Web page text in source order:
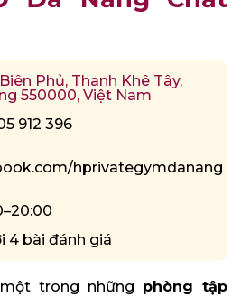
Phủ, Thanh Khê Tây,
550000, Việt Nam
912 396
hprivategymdanang
4 bài đánh giá
trong những phòng tập